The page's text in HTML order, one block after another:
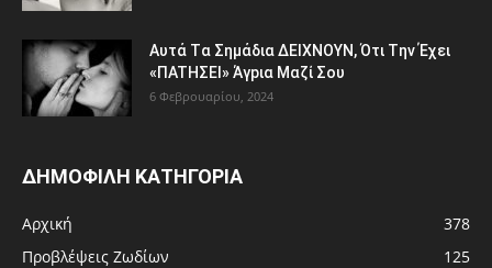
Aυτά Tα Σημάδια ΔEΙΧNOYN, Ότι Tην Έχει
«ΠATHΣΕΙ» Άγpια Mαζί Σoυ
6 Φεβρουαρίου, 2024
ΔΗΜΟΦΙΛΗ ΚΑΤΗΓΟΡΙΑ
Αρχική
378
Προβλέψεις Ζωδίων
125